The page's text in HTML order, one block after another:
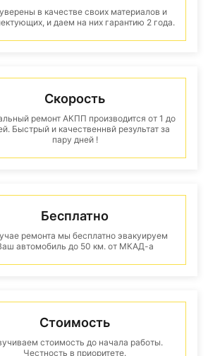
в качестве своих материалов и
и даем на них гарантию 2 года.
Скорость
ремонт АКПП производится от 1 до
Быстрый и качественнвй результат за
пару дней !
Бесплатно
ремонта мы бесплатно эвакуируем
автомобиль до 50 км. от МКАД-а
Стоимость
стоимость до начала работы.
Честность в приоритете.